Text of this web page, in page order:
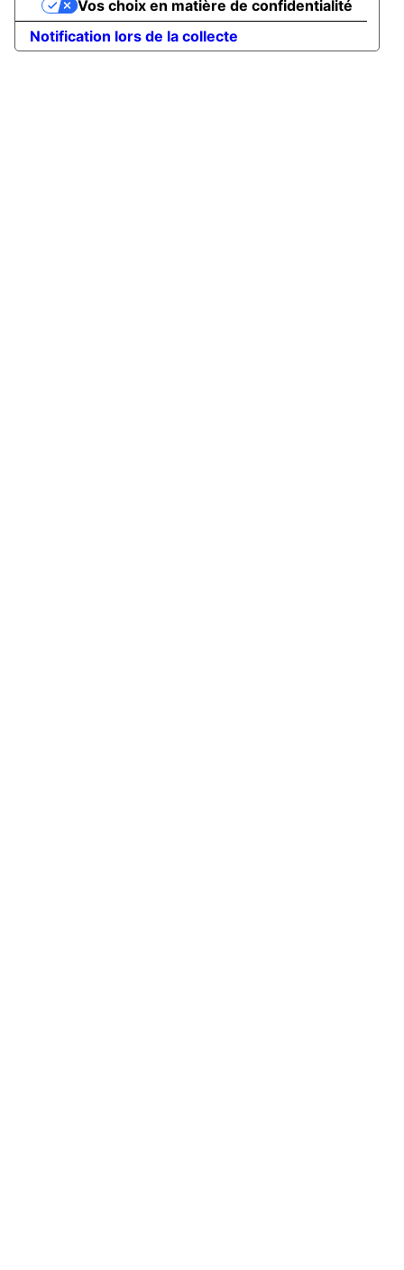
Notification lors de la collecte
Vos choix en matière de confidentialité